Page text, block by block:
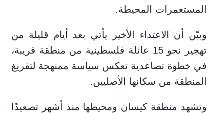
المستعمرات المحيطة.
وبيّن أن الاعتداء الأخير يأتي بعد أيام قليلة من
تهجير نحو 15 عائلة فلسطينية من منطقة قريبة،
في خطوة تصاعدية تعكس سياسة ممنهجة لتفريغ
المنطقة من سكانها الأصليين.
وتشهد منطقة كيسان ومحيطها منذ أشهر تصعيدًا